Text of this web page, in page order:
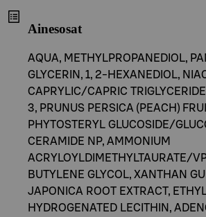
Ainesosat
AQUA, METHYLPROPANEDIOL,
GLYCERIN, 1, 2-HEXANEDIOL,
CAPRYLIC/CAPRIC
3, PRUNUS PERSICA (PEACH)
PHYTOSTERYL GLUCOSIDE/
CERAMIDE NP, AMMONIUM
ACRYLOYLDIMETHYLTAURATE/
BUTYLENE GLYCOL, XANTHAN
JAPONICA ROOT EXTRACT,
HYDROGENATED LECITHIN,